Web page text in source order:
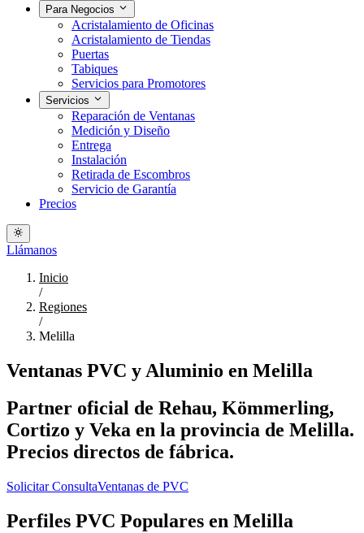
Para Negocios
Acristalamiento de Oficinas
Acristalamiento de Tiendas
Puertas
Tabiques
Servicios para Promotores
Servicios
Reparación de Ventanas
Medición y Diseño
Entrega
Instalación
Retirada de Escombros
Servicio de Garantía
Precios
Llámanos
Inicio
/
Regiones
/
Melilla
Ventanas PVC y Aluminio en Melilla
Partner oficial de Rehau, Kömmerling,
Cortizo y Veka en la provincia de Melilla.
Precios directos de fábrica.
Solicitar ConsultaVentanas de PVC
Perfiles PVC Populares en Melilla